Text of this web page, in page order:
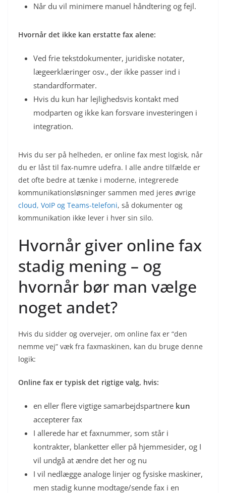
Når du vil minimere manuel håndtering og fejl.
Hvornår det ikke kan erstatte fax alene:
Ved frie tekstdokumenter, juridiske notater,
lægeerklæringer osv., der ikke passer ind i
standardformater.
Hvis du kun har lejlighedsvis kontakt med
modparten og ikke kan forsvare investeringen i
integration.
Hvis du ser på helheden, er online fax mest logisk, når
du er låst til fax-numre udefra. I alle andre tilfælde er
det ofte bedre at tænke i moderne, integrerede
kommunikationsløsninger sammen med jeres øvrige
cloud, VoIP og Teams-telefoni, så dokumenter og
kommunikation ikke lever i hver sin silo.
Hvornår giver online fax
stadig mening – og
hvornår bør man vælge
noget andet?
Hvis du sidder og overvejer, om online fax er “den
nemme vej” væk fra faxmaskinen, kan du bruge denne
logik:
Online fax er typisk det rigtige valg, hvis:
en eller flere vigtige samarbejdspartnere kun
accepterer fax
I allerede har et faxnummer, som står i
kontrakter, blanketter eller på hjemmesider, og I
vil undgå at ændre det her og nu
I vil nedlægge analoge linjer og fysiske maskiner,
men stadig kunne modtage/sende fax i en